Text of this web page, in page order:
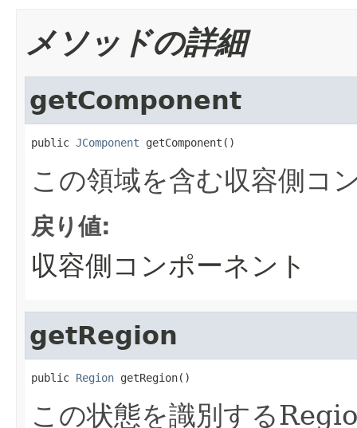
メソッドの詳細
getComponent
public JComponent getComponent()
この領域を含む収容側コ
戻り値:
収容側コンポーネント
getRegion
public Region getRegion()
この状態を識別する